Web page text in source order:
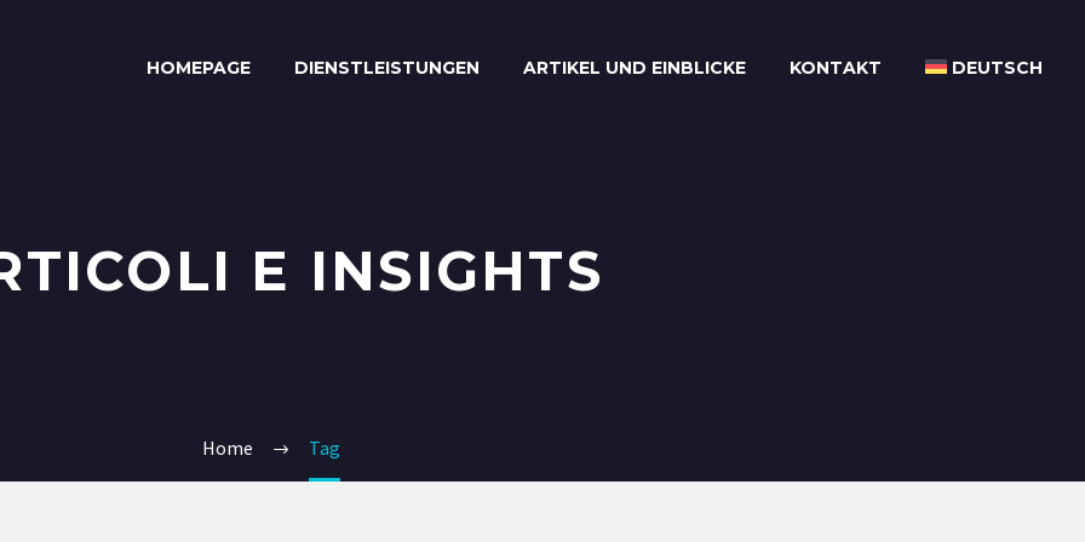
HOMEPAGE DIENSTLEISTUNGEN ARTIKEL UND EINBLICKE KONTAKT DEUTSCH
E INSIGHTS
Home Tag